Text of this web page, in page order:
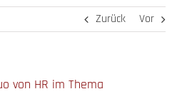
Zurück Vor
von HR im Thema